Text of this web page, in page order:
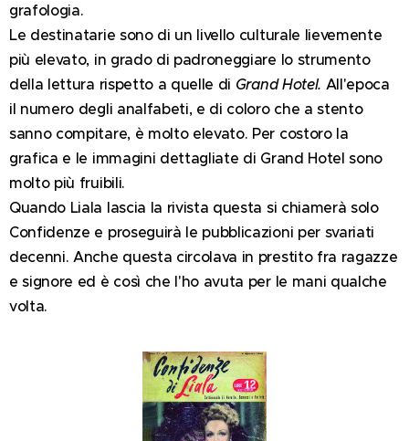
grafologia.
Le destinatarie sono di un livello culturale lievemente
più elevato, in grado di padroneggiare lo strumento
della lettura rispetto a quelle di Grand Hotel. All'epoca
il numero degli analfabeti, e di coloro che a stento
sanno compitare, è molto elevato. Per costoro la
grafica e le immagini dettagliate di Grand Hotel sono
molto più fruibili.
Quando Liala lascia la rivista questa si chiamerà solo
Confidenze e proseguirà le pubblicazioni per svariati
decenni. Anche questa circolava in prestito fra ragazze
e signore ed è così che l'ho avuta per le mani qualche
volta.